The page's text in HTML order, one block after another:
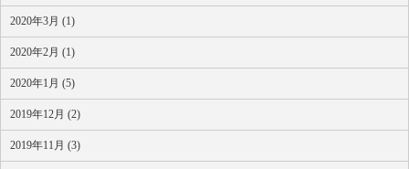
2020年3月 (1)
2020年2月 (1)
2020年1月 (5)
2019年12月 (2)
2019年11月 (3)